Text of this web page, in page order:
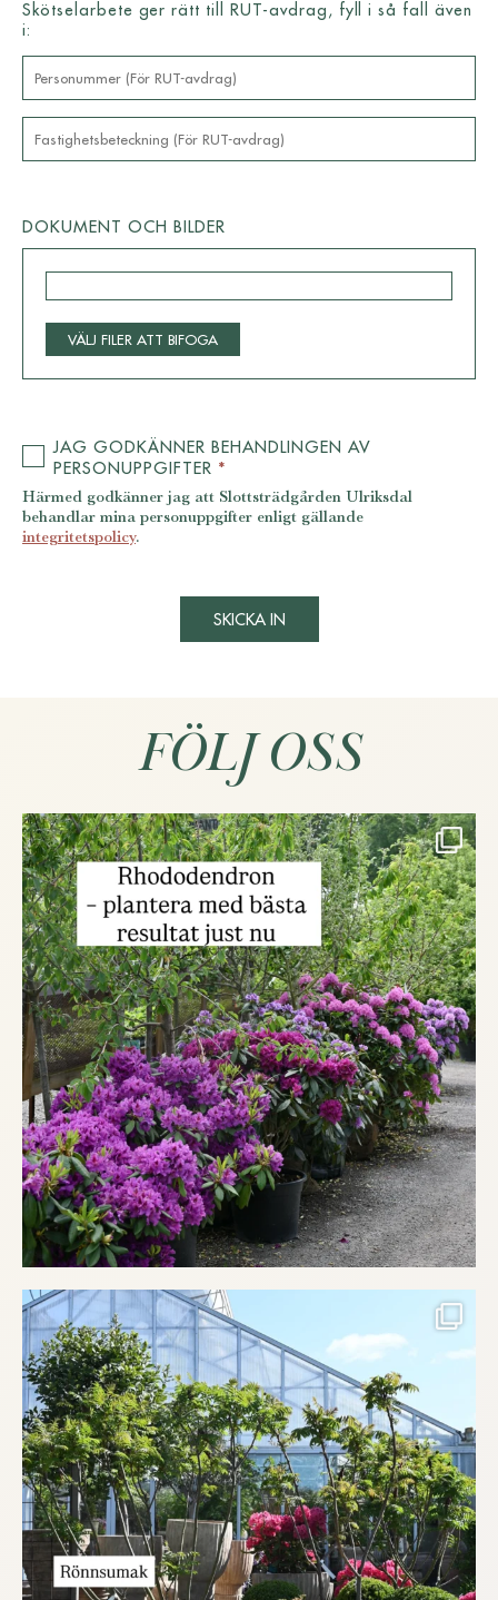
Skötselarbete ger rätt till RUT-avdrag, fyll i så fall även
i:
DOKUMENT OCH BILDER
VÄLJ FILER ATT BIFOGA
JAG GODKÄNNER BEHANDLINGEN AV
PERSONUPPGIFTER *
Härmed godkänner jag att Slottsträdgården Ulriksdal
behandlar mina personuppgifter enligt gällande
integritetspolicy.
FÖLJ OSS
Rhododendron är en trädgårdsklassiker med...
286 1
Drömmer du om en trädgård med karaktär? Här
finns...
516